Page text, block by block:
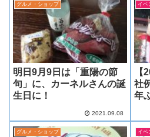
グルメ・ショップ
明日9月9日は「重陽の節
句」に、カーネルさんの誕
生日に！
2021.09.08
イベ
【
社
年
露
グルメ・ショップ イベ